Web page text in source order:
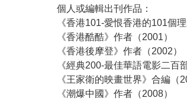
個人或編輯出刊作品：
《香港101-愛恨香港的101個
《香港酷酷》作者（2001）
《香港後摩登》作者（2002）
《經典200-最佳華語電影二百
《王家衛的映畫世界》合編（
《潮爆中國》作者（2008）